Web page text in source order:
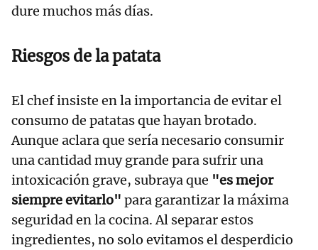
dure muchos más días.
Riesgos de la patata
El chef insiste en la importancia de evitar el
consumo de patatas que hayan brotado.
Aunque aclara que sería necesario consumir
una cantidad muy grande para sufrir una
intoxicación grave, subraya que "es mejor
siempre evitarlo" para garantizar la máxima
seguridad en la cocina. Al separar estos
ingredientes, no solo evitamos el desperdicio